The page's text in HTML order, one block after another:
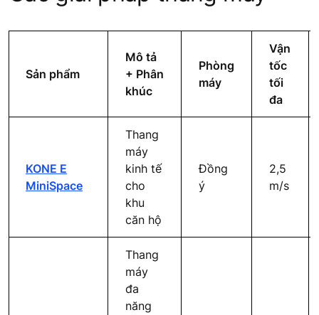
Sản phẩm
Mô tả
+ Phân
khúc
Phòng
máy
Vận
tốc
tối
đa
KONE E
MiniSpace
Thang
máy
kinh tế
cho
khu
căn hộ
Đồng
ý
2,5
m/s
Thang
máy
đa
năng